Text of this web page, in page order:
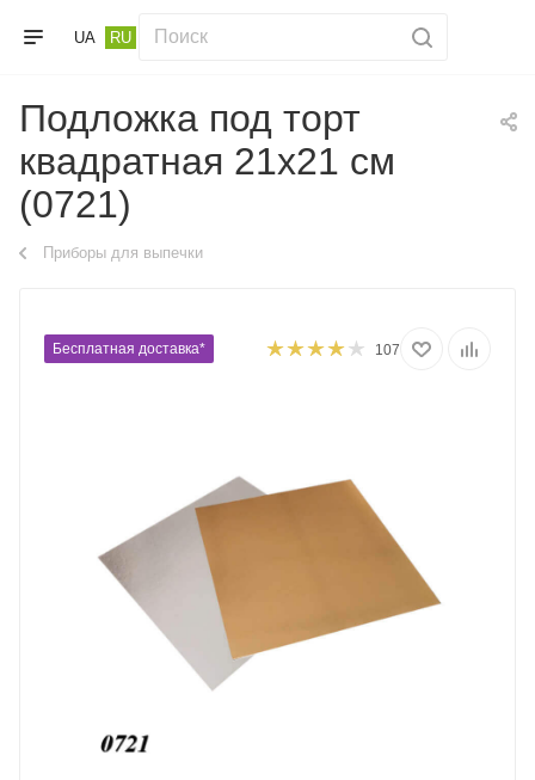
UA RU
Подложка под торт
квадратная 21х21 см
(0721)
Приборы для выпечки
Бесплатная доставка* 107